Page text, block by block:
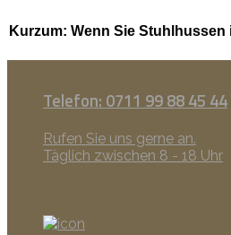
Kurzum: Wenn Sie
Telefon: 0711 99 88 45 44
Rufen Sie uns gerne an.
Täglich zwischen 8 - 18 Uhr